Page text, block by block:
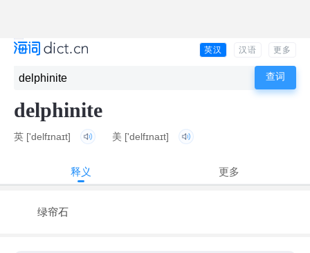
英汉 汉语 更多
delphinite
英 ['delfɪnaɪt] 美 ['delfɪnaɪt]
释义 更多
绿帘石